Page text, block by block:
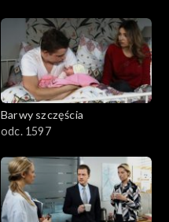
Barwy szczęścia
odc. 1597